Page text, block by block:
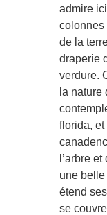
admire
colonnes
de la
draperie
verdure.
la nature
florida,
l’arbre
une
étend
se